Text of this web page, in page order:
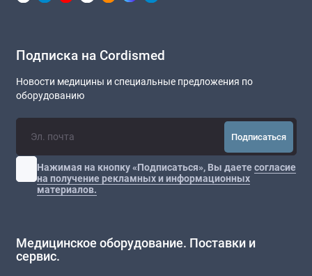
Подписка на Cordismed
Новости медицины и специальные предложения по
оборудованию
Подписаться
Нажимая на кнопку «Подписаться», Вы даетесогласие
на получение рекламных и информационных
материалов.
Медицинское оборудование. Поставки и
сервис.